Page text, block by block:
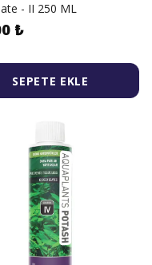
- II 250 ML
₺
SEPETE EKLE